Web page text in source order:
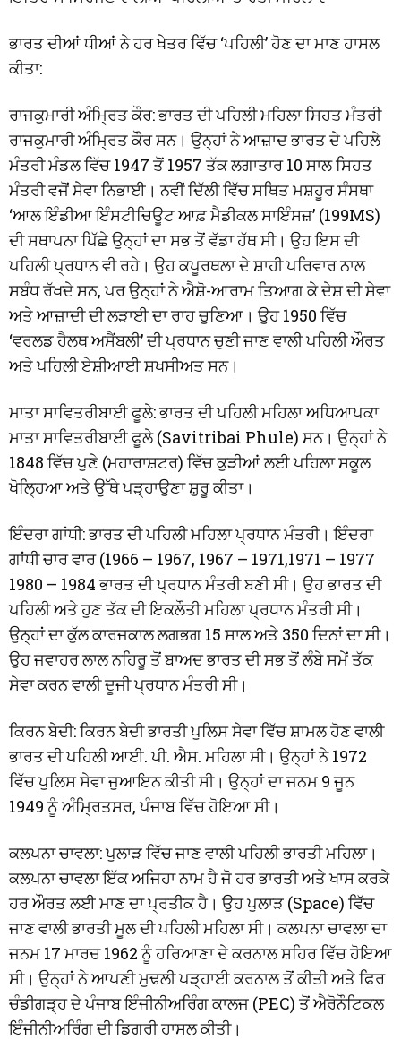
ਭਾਰਤ ਦੀਆਂ ਧੀਆਂ ਨੇ ਹਰ ਖੇਤਰ ਵਿੱਚ ‘ਪਹਿਲੀ’ ਹੋਣ ਦਾ ਮਾਣ ਹਾਸਲ
ਕੀਤਾ:
ਰਾਜਕੁਮਾਰੀ ਅੰਮ੍ਰਿਤ ਕੌਰ: ਭਾਰਤ ਦੀ ਪਹਿਲੀ ਮਹਿਲਾ ਸਿਹਤ ਮੰਤਰੀ
ਰਾਜਕੁਮਾਰੀ ਅੰਮ੍ਰਿਤ ਕੌਰ ਸਨ। ਉਨ੍ਹਾਂ ਨੇ ਆਜ਼ਾਦ ਭਾਰਤ ਦੇ ਪਹਿਲੇ
ਮੰਤਰੀ ਮੰਡਲ ਵਿੱਚ 1947 ਤੋਂ 1957 ਤੱਕ ਲਗਾਤਾਰ 10 ਸਾਲ ਸਿਹਤ
ਮੰਤਰੀ ਵਜੋਂ ਸੇਵਾ ਨਿਭਾਈ। ਨਵੀਂ ਦਿੱਲੀ ਵਿੱਚ ਸਥਿਤ ਮਸ਼ਹੂਰ ਸੰਸਥਾ
‘ਆਲ ਇੰਡੀਆ ਇੰਸਟੀਚਿਊਟ ਆਫ਼ ਮੈਡੀਕਲ ਸਾਇੰਸਜ਼’ (199MS)
ਦੀ ਸਥਾਪਨਾ ਪਿੱਛੇ ਉਨ੍ਹਾਂ ਦਾ ਸਭ ਤੋਂ ਵੱਡਾ ਹੱਥ ਸੀ। ਉਹ ਇਸ ਦੀ
ਪਹਿਲੀ ਪ੍ਰਧਾਨ ਵੀ ਰਹੇ। ਉਹ ਕਪੂਰਥਲਾ ਦੇ ਸ਼ਾਹੀ ਪਰਿਵਾਰ ਨਾਲ
ਸਬੰਧ ਰੱਖਦੇ ਸਨ, ਪਰ ਉਨ੍ਹਾਂ ਨੇ ਐਸ਼ੋ-ਆਰਾਮ ਤਿਆਗ ਕੇ ਦੇਸ਼ ਦੀ ਸੇਵਾ
ਅਤੇ ਆਜ਼ਾਦੀ ਦੀ ਲੜਾਈ ਦਾ ਰਾਹ ਚੁਣਿਆ। ਉਹ 1950 ਵਿੱਚ
‘ਵਰਲਡ ਹੈਲਥ ਅਸੈਂਬਲੀ’ ਦੀ ਪ੍ਰਧਾਨ ਚੁਣੀ ਜਾਣ ਵਾਲੀ ਪਹਿਲੀ ਔਰਤ
ਅਤੇ ਪਹਿਲੀ ਏਸ਼ੀਆਈ ਸ਼ਖਸੀਅਤ ਸਨ।
ਮਾਤਾ ਸਾਵਿਤਰੀਬਾਈ ਫੂਲੇ: ਭਾਰਤ ਦੀ ਪਹਿਲੀ ਮਹਿਲਾ ਅਧਿਆਪਕਾ
ਮਾਤਾ ਸਾਵਿਤਰੀਬਾਈ ਫੂਲੇ (Savitribai Phule) ਸਨ। ਉਨ੍ਹਾਂ ਨੇ
1848 ਵਿੱਚ ਪੁਣੇ (ਮਹਾਰਾਸ਼ਟਰ) ਵਿੱਚ ਕੁੜੀਆਂ ਲਈ ਪਹਿਲਾ ਸਕੂਲ
ਖੋਲ੍ਹਿਆ ਅਤੇ ਉੱਥੇ ਪੜ੍ਹਾਉਣਾ ਸ਼ੁਰੂ ਕੀਤਾ।
ਇੰਦਰਾ ਗਾਂਧੀ: ਭਾਰਤ ਦੀ ਪਹਿਲੀ ਮਹਿਲਾ ਪ੍ਰਧਾਨ ਮੰਤਰੀ। ਇੰਦਰਾ
ਗਾਂਧੀ ਚਾਰ ਵਾਰ (1966 – 1967, 1967 – 1971,1971 – 1977
1980 – 1984 ਭਾਰਤ ਦੀ ਪ੍ਰਧਾਨ ਮੰਤਰੀ ਬਣੀ ਸੀ। ਉਹ ਭਾਰਤ ਦੀ
ਪਹਿਲੀ ਅਤੇ ਹੁਣ ਤੱਕ ਦੀ ਇਕਲੌਤੀ ਮਹਿਲਾ ਪ੍ਰਧਾਨ ਮੰਤਰੀ ਸੀ।
ਉਨ੍ਹਾਂ ਦਾ ਕੁੱਲ ਕਾਰਜਕਾਲ ਲਗਭਗ 15 ਸਾਲ ਅਤੇ 350 ਦਿਨਾਂ ਦਾ ਸੀ।
ਉਹ ਜਵਾਹਰ ਲਾਲ ਨਹਿਰੂ ਤੋਂ ਬਾਅਦ ਭਾਰਤ ਦੀ ਸਭ ਤੋਂ ਲੰਬੇ ਸਮੇਂ ਤੱਕ
ਸੇਵਾ ਕਰਨ ਵਾਲੀ ਦੂਜੀ ਪ੍ਰਧਾਨ ਮੰਤਰੀ ਸੀ।
ਕਿਰਨ ਬੇਦੀ: ਕਿਰਨ ਬੇਦੀ ਭਾਰਤੀ ਪੁਲਿਸ ਸੇਵਾ ਵਿੱਚ ਸ਼ਾਮਲ ਹੋਣ ਵਾਲੀ
ਭਾਰਤ ਦੀ ਪਹਿਲੀ ਆਈ. ਪੀ. ਐਸ. ਮਹਿਲਾ ਸੀ। ਉਨ੍ਹਾਂ ਨੇ 1972
ਵਿੱਚ ਪੁਲਿਸ ਸੇਵਾ ਜੁਆਇਨ ਕੀਤੀ ਸੀ। ਉਨ੍ਹਾਂ ਦਾ ਜਨਮ 9 ਜੂਨ
1949 ਨੂੰ ਅੰਮ੍ਰਿਤਸਰ, ਪੰਜਾਬ ਵਿੱਚ ਹੋਇਆ ਸੀ।
ਕਲਪਨਾ ਚਾਵਲਾ: ਪੁਲਾੜ ਵਿੱਚ ਜਾਣ ਵਾਲੀ ਪਹਿਲੀ ਭਾਰਤੀ ਮਹਿਲਾ।
ਕਲਪਨਾ ਚਾਵਲਾ ਇੱਕ ਅਜਿਹਾ ਨਾਮ ਹੈ ਜੋ ਹਰ ਭਾਰਤੀ ਅਤੇ ਖਾਸ ਕਰਕੇ
ਹਰ ਔਰਤ ਲਈ ਮਾਣ ਦਾ ਪ੍ਰਤੀਕ ਹੈ। ਉਹ ਪੁਲਾੜ (Space) ਵਿੱਚ
ਜਾਣ ਵਾਲੀ ਭਾਰਤੀ ਮੂਲ ਦੀ ਪਹਿਲੀ ਮਹਿਲਾ ਸੀ। ਕਲਪਨਾ ਚਾਵਲਾ ਦਾ
ਜਨਮ 17 ਮਾਰਚ 1962 ਨੂੰ ਹਰਿਆਣਾ ਦੇ ਕਰਨਾਲ ਸ਼ਹਿਰ ਵਿੱਚ ਹੋਇਆ
ਸੀ। ਉਨ੍ਹਾਂ ਨੇ ਆਪਣੀ ਮੁਢਲੀ ਪੜ੍ਹਾਈ ਕਰਨਾਲ ਤੋਂ ਕੀਤੀ ਅਤੇ ਫਿਰ
ਚੰਡੀਗੜ੍ਹ ਦੇ ਪੰਜਾਬ ਇੰਜੀਨੀਅਰਿੰਗ ਕਾਲਜ (PEC) ਤੋਂ ਐਰੋਨੌਟਿਕਲ
ਇੰਜੀਨੀਅਰਿੰਗ ਦੀ ਡਿਗਰੀ ਹਾਸਲ ਕੀਤੀ।